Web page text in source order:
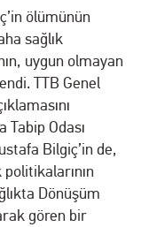
ölümünün
sağlık
uygun olmayan
TTB Genel
Tabip Odası
Bilgiç’in de,
Dönüşüm
gören bir